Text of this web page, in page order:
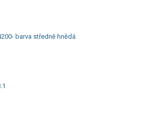
barva středně hnědá